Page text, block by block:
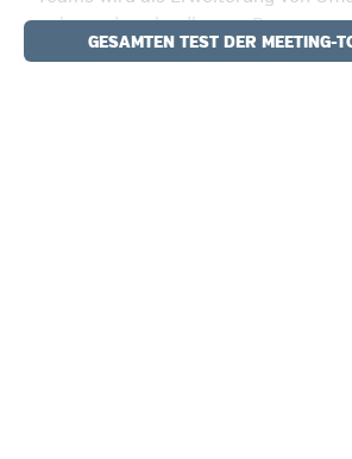
auch per downloadbarem Programm
ebenfalls ein gängiger Allrounder,
GESAMTEN TEST DER MEETING-